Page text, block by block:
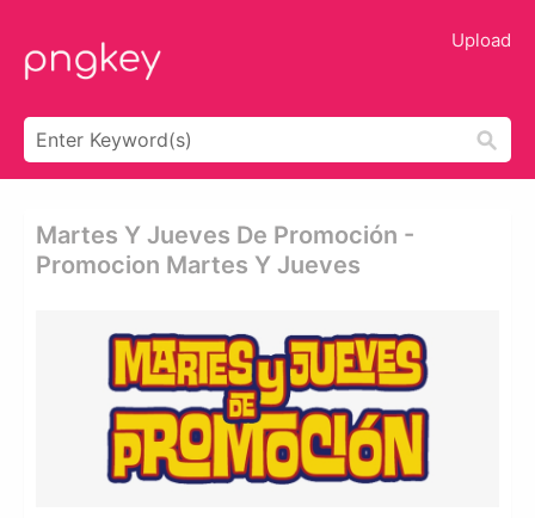
Upload
Martes Y Jueves De Promoción -
Promocion Martes Y Jueves